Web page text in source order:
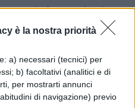
è la nostra priorità
a) necessari (tecnici) per
b) facoltativi (analitici e di
per mostrarti annunci
di navigazione) previo
informazioni.
anche a un’altra
è sempre